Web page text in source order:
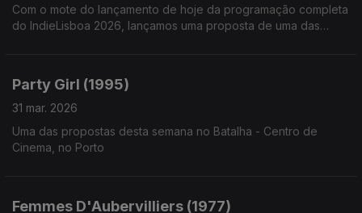
Com o mote do lançamento de hoje da programação completa
do IndieLisboa 2026, lançamos uma proposta de uma das
Party Girl (1995)
31 mar. 2026
Uma das propostas desta semana no Batalha - Centro de
Cinema, no Porto
Femmes D'Aubervilliers (1977)